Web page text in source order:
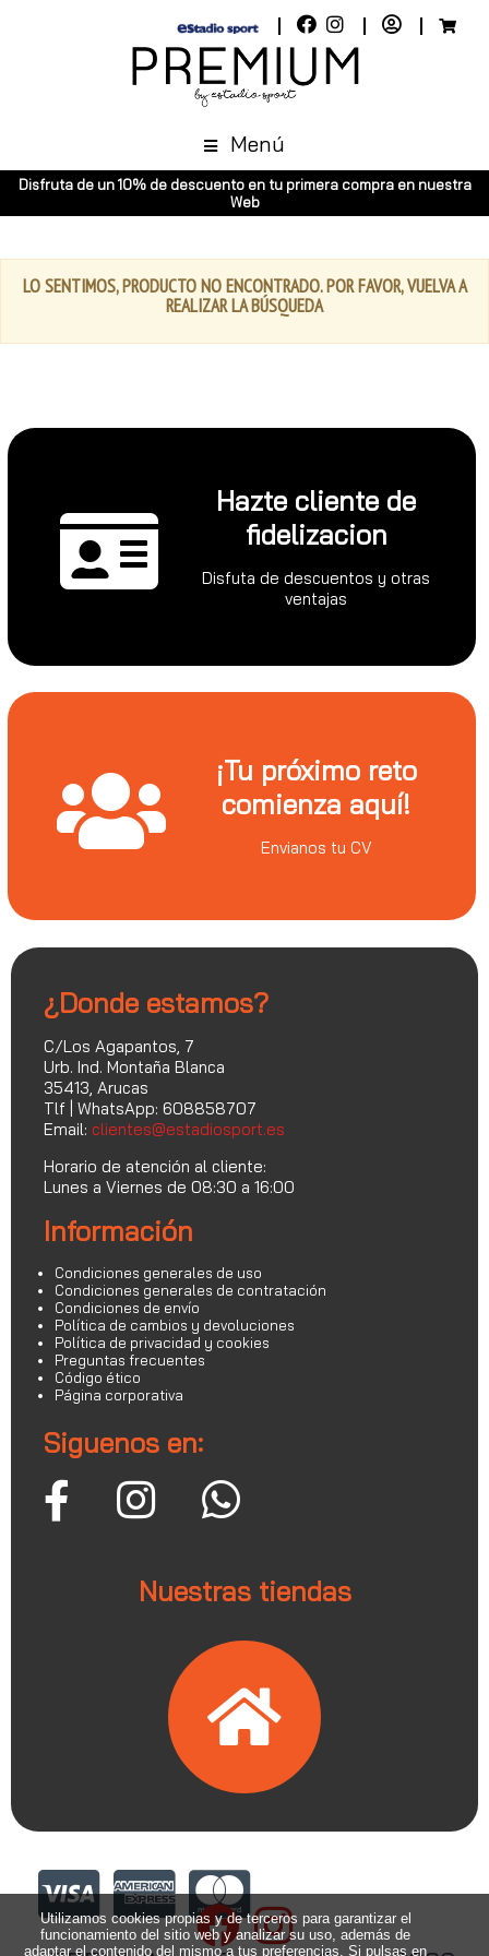
Menú
Disfruta de un 10% de descuento en tu primera compra en nuestra
Web
LO SENTIMOS, PRODUCTO NO ENCONTRADO. POR FAVOR, VUELVA A
REALIZAR LA BÚSQUEDA
Hazte cliente de
fidelizacion
Disfuta de descuentos y otras
ventajas
¡Tu próximo reto
comienza aquí!
Envianos tu CV
¿Donde estamos?
C/Los Agapantos, 7
Urb. Ind. Montaña Blanca
35413, Arucas
Tlf | WhatsApp: 608858707
Email: clientes@estadiosport.es
Horario de atención al cliente:
Lunes a Viernes de 08:30 a 16:00
Información
Condiciones generales de uso
Condiciones generales de contratación
Condiciones de envío
Política de cambios y devoluciones
Política de privacidad y cookies
Preguntas frecuentes
Código ético
Página corporativa
Siguenos en:
Nuestras tiendas
Utilizamos cookies propias y de terceros para garantizar el
funcionamiento del sitio web y analizar su uso, además de
adaptar el contenido del mismo a tus preferencias. Si pulsas en